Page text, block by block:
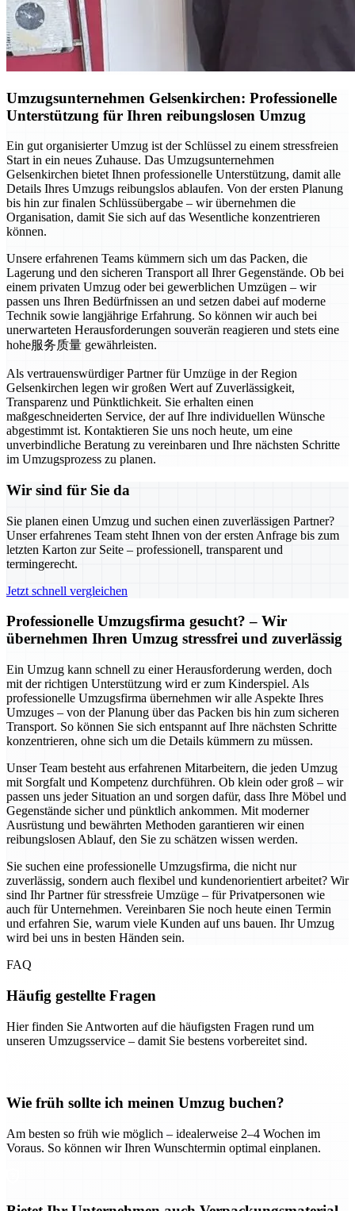
Umzugsunternehmen Gelsenkirchen: Professionelle
Unterstützung für Ihren reibungslosen Umzug
Ein gut organisierter Umzug ist der Schlüssel zu einem stressfreien
Start in ein neues Zuhause. Das Umzugsunternehmen
Gelsenkirchen bietet Ihnen professionelle Unterstützung, damit alle
Details Ihres Umzugs reibungslos ablaufen. Von der ersten Planung
bis hin zur finalen Schlüssübergabe – wir übernehmen die
Organisation, damit Sie sich auf das Wesentliche konzentrieren
können.
Unsere erfahrenen Teams kümmern sich um das Packen, die
Lagerung und den sicheren Transport all Ihrer Gegenstände. Ob bei
einem privaten Umzug oder bei gewerblichen Umzügen – wir
passen uns Ihren Bedürfnissen an und setzen dabei auf moderne
Technik sowie langjährige Erfahrung. So können wir auch bei
unerwarteten Herausforderungen souverän reagieren und stets eine
hohe服务质量 gewährleisten.
Als vertrauenswürdiger Partner für Umzüge in der Region
Gelsenkirchen legen wir großen Wert auf Zuverlässigkeit,
Transparenz und Pünktlichkeit. Sie erhalten einen
maßgeschneiderten Service, der auf Ihre individuellen Wünsche
abgestimmt ist. Kontaktieren Sie uns noch heute, um eine
unverbindliche Beratung zu vereinbaren und Ihre nächsten Schritte
im Umzugsprozess zu planen.
Wir sind für Sie da
Sie planen einen Umzug und suchen einen zuverlässigen Partner?
Unser erfahrenes Team steht Ihnen von der ersten Anfrage bis zum
letzten Karton zur Seite – professionell, transparent und
termingerecht.
Jetzt schnell vergleichen
Professionelle Umzugsfirma gesucht? – Wir
übernehmen Ihren Umzug stressfrei und zuverlässig
Ein Umzug kann schnell zu einer Herausforderung werden, doch
mit der richtigen Unterstützung wird er zum Kinderspiel. Als
professionelle Umzugsfirma übernehmen wir alle Aspekte Ihres
Umzuges – von der Planung über das Packen bis hin zum sicheren
Transport. So können Sie sich entspannt auf Ihre nächsten Schritte
konzentrieren, ohne sich um die Details kümmern zu müssen.
Unser Team besteht aus erfahrenen Mitarbeitern, die jeden Umzug
mit Sorgfalt und Kompetenz durchführen. Ob klein oder groß – wir
passen uns jeder Situation an und sorgen dafür, dass Ihre Möbel und
Gegenstände sicher und pünktlich ankommen. Mit moderner
Ausrüstung und bewährten Methoden garantieren wir einen
reibungslosen Ablauf, den Sie zu schätzen wissen werden.
Sie suchen eine professionelle Umzugsfirma, die nicht nur
zuverlässig, sondern auch flexibel und kundenorientiert arbeitet? Wir
sind Ihr Partner für stressfreie Umzüge – für Privatpersonen wie
auch für Unternehmen. Vereinbaren Sie noch heute einen Termin
und erfahren Sie, warum viele Kunden auf uns bauen. Ihr Umzug
wird bei uns in besten Händen sein.
FAQ
Häufig gestellte Fragen
Hier finden Sie Antworten auf die häufigsten Fragen rund um
unseren Umzugsservice – damit Sie bestens vorbereitet sind.
Wie früh sollte ich meinen Umzug buchen?
Am besten so früh wie möglich – idealerweise 2–4 Wochen im
Voraus. So können wir Ihren Wunschtermin optimal einplanen.